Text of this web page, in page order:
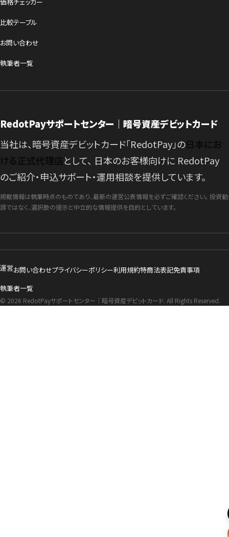
比較テーブル
お問い合わせ
執筆者一覧
RedotPayサポートセンター｜暗号資産デビットカード
当社は、暗号資産デビットカード「RedotPay」の
として、 日本のお客様向けに RedotPay
のご紹介・申込サポート・運用相談を提供しています。
掲載情報は執筆時点のものであり、最新の運営公表情報を必ずご確認ください。 投資勧
誘ではなく、選択肢の提示と中立的な情報提供を目的としています。
運営お問い合わせプライバシーポリシー利用規約特商法表記免責事項
執筆者一覧
© 2026 RedotPayサポートセンター｜暗号資産デビットカード. All Rights Reserved.